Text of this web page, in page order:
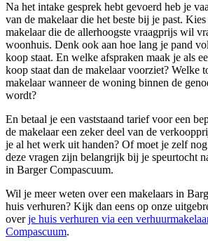
Na het intake gesprek hebt gevoerd heb je
van de makelaar die het beste bij je past.
makelaar die de allerhoogste vraagprijs wil
woonhuis. Denk ook aan hoe lang je pand
koop staat. En welke afspraken maak je als
koop staat dan de makelaar voorziet? Welke
makelaar wanneer de woning binnen de
wordt?
En betaal je een vaststaand tarief voor een
de makelaar een zeker deel van de
je al het werk uit handen? Of moet je zelf
deze vragen zijn belangrijk bij je speurtocht
in Barger Compascuum.
Wil je meer weten over een makelaars in
huis verhuren? Kijk dan eens op onze
overje huis verhuren via een
Compascuum.